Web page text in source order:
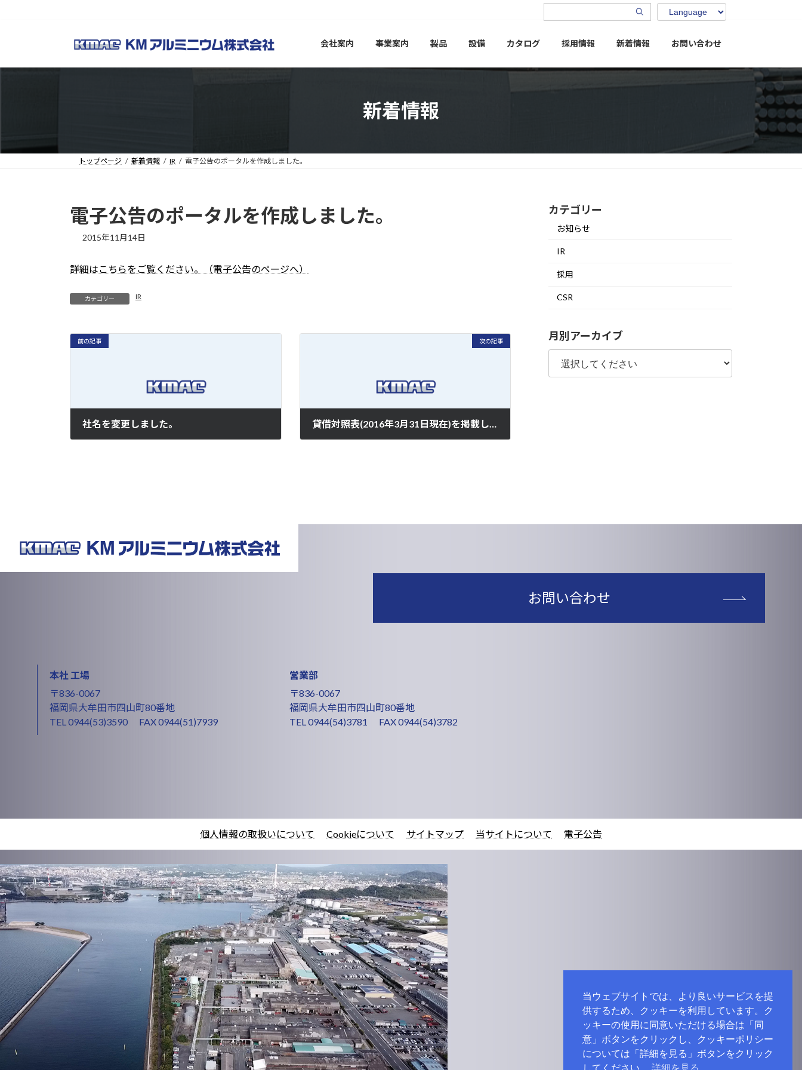
キ
に
会社案内 事業案内 製品 設備 カタログ 採用情報 新着情報 お問い合わせ
新着情報
トップページ 新着情報 IR 電子公告のポータルを作成しました。
電子公告のポータルを作成しました。
2015年11月14日
詳細はこちらをご覧ください。（電子公告のページへ）
カテゴリー IR
前の記事
社名を変更しました。
次の記事
カテゴリー
お知らせ
IR
採用
CSR
月別アーカイブ
お問い合わせ
本社 工場
〒836-0067
福岡県大牟田市四山町80番地
TEL0944(53)3590 FAX 0944(51)7939
営業部
〒836-0067
福岡県大牟田市四山町80番地
TEL0944(54)3781 FAX 0944(54)3782
個人情報の取扱いについて Cookieについて サイトマップ 当サイトについて 電子公告
当ウェブサイトでは、より良いサービスを提
供するため、クッキーを利用しています。ク
ッキーの使用に同意いただける場合は「同
意」ボタンをクリックし、クッキーポリシー
については「詳細を見る」ボタンをクリック